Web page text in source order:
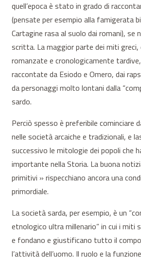
quell’epoca è stato in grado di
(pensate per esempio alla famigerata
Cartagine rasa al suolo dai romani), se
scritta. La maggior parte dei miti greci,
romanzate e cronologicamente
raccontate da Esiodo e Omero, dai
da personaggi molto lontani dalla
sardo.
Perciò spesso è preferibile cominciare
nelle società arcaiche e tradizionali, e
successivo le mitologie dei popoli che
importante nella Storia. La buona
primitivi » rispecchiano ancora una
primordiale.
La società sarda, per esempio, è un
etnologico ultra millenario” in cui i miti
e fondano e giustificano tutto il
l’attività dell’uomo. Il ruolo e la